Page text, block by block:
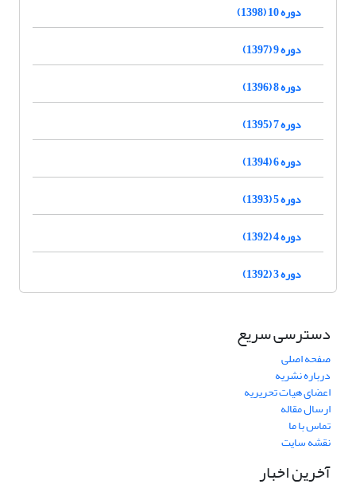
دوره 10 (1398)
دوره 9 (1397)
دوره 8 (1396)
دوره 7 (1395)
دوره 6 (1394)
دوره 5 (1393)
دوره 4 (1392)
دوره 3 (1392)
دسترسی سریع
صفحه اصلی
درباره نشریه
اعضای هیات تحریریه
ارسال مقاله
تماس با ما
نقشه سایت
آخرین اخبار